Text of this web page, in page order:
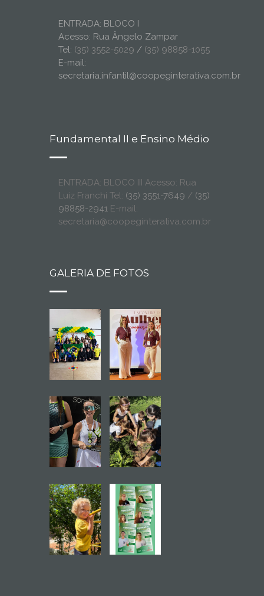
ENTRADA: BLOCO I
Acesso: Rua Ângelo Zampar
Tel: (35) 3552-5029 / (35) 98858-1055
E-mail:
secretaria.infantil@coopeginterativa.com.br
Fundamental II e Ensino Médio
ENTRADA: BLOCO III Acesso: Rua
Luiz Franchi Tel: (35) 3551-7649 / (35)
98858-2941 E-mail:
secretaria@coopeginterativa.com.br
GALERIA DE FOTOS